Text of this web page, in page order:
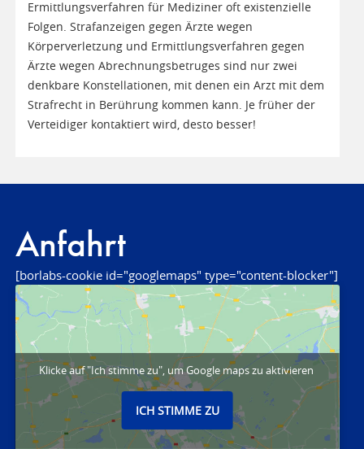
Ermittlungsverfahren für Mediziner oft existenzielle
Folgen. Strafanzeigen gegen Ärzte wegen
Körperverletzung und Ermittlungsverfahren gegen
Ärzte wegen Abrechnungsbetruges sind nur zwei
denkbare Konstellationen, mit denen ein Arzt mit dem
Strafrecht in Berührung kommen kann. Je früher der
Verteidiger kontaktiert wird, desto besser!
Anfahrt
[borlabs-cookie id="googlemaps" type="content-blocker"]
Klicke auf "Ich stimme zu", um Google maps zu aktivieren
ICH STIMME ZU